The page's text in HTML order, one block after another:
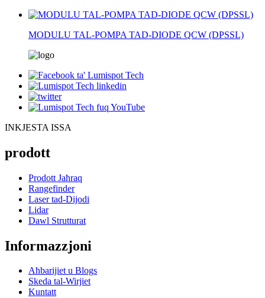
MODULU TAL-POMPA TAD-DIODE QCW (DPSSL)
INKJESTA ISSA
prodott
Prodott Jaħraq
Rangefinder
Laser tad-Dijodi
Lidar
Dawl Strutturat
Informazzjoni
Aħbarijiet u Blogs
Skeda tal-Wirjiet
Kuntatt